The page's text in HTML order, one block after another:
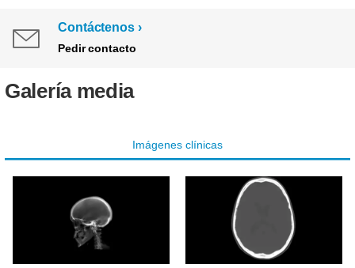
Contáctenos
Pedir contacto
Galería media
Imágenes clínicas